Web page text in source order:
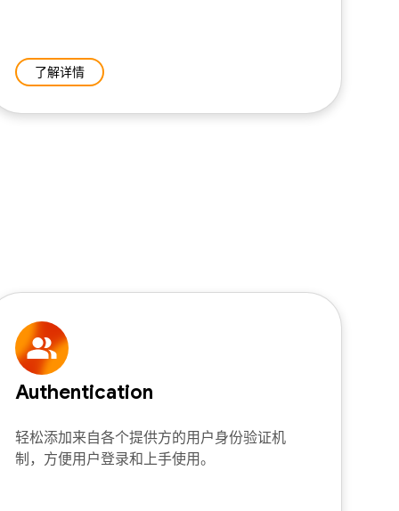
了解详情
Authentication
轻松添加来自各个提供方的用户身份验证机
制，方便用户登录和上手使用。